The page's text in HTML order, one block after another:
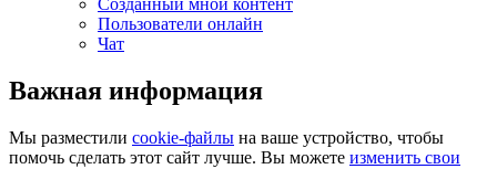
Созданный мной контент
Пользователи онлайн
Чат
Важная информация
Мы разместили cookie-файлы на ваше устройство, чтобы
помочь сделать этот сайт лучше. Вы можете изменить свои